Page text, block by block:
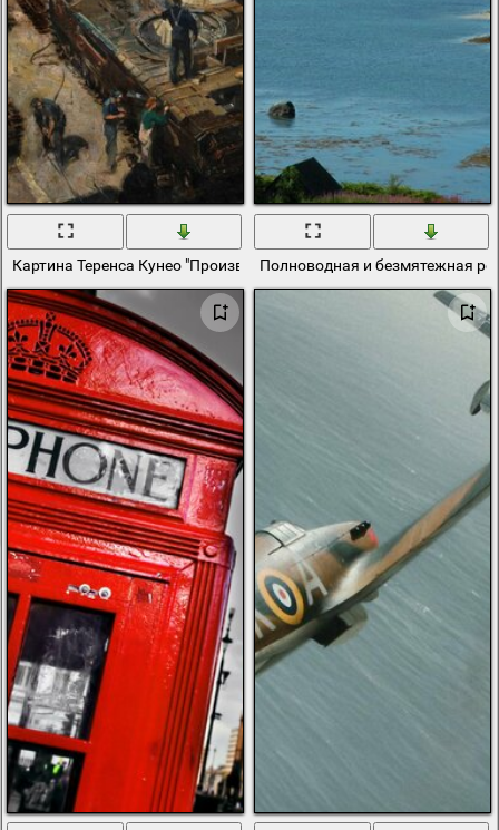
Картина Теренса Кунео "Производство танков в Британии"
Полноводная и безмятежная